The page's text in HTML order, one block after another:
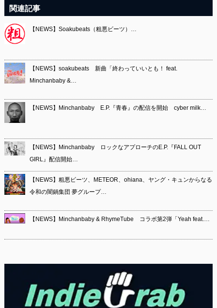
関連記事
【NEWS】Soakubeats（粗悪ビーツ）…
【NEWS】soakubeats 新曲「終わっていいとも！ feat.
Minchanbaby &…
【NEWS】Minchanbaby E.P.『青春』の配信を開始 cyber milk…
【NEWS】Minchanbaby ロックなアプローチのE.P.『FALL OUT
GIRL』配信開始…
【NEWS】粗悪ビーツ、METEOR、ohiana、ヤング・キュンからなる
令和の闇鍋集団 夢グループ…
【NEWS】Minchanbaby & RhymeTube コラボ第2弾「Yeah feat.…